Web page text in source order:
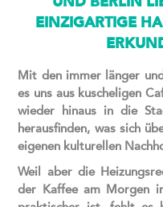
EINZIGARTIGE
Mit den immer länger
es uns aus kuscheligen
wieder hinaus in die
herausfinden, was sich
eigenen kulturellen
Weil aber die
der Kaffee am Morgen